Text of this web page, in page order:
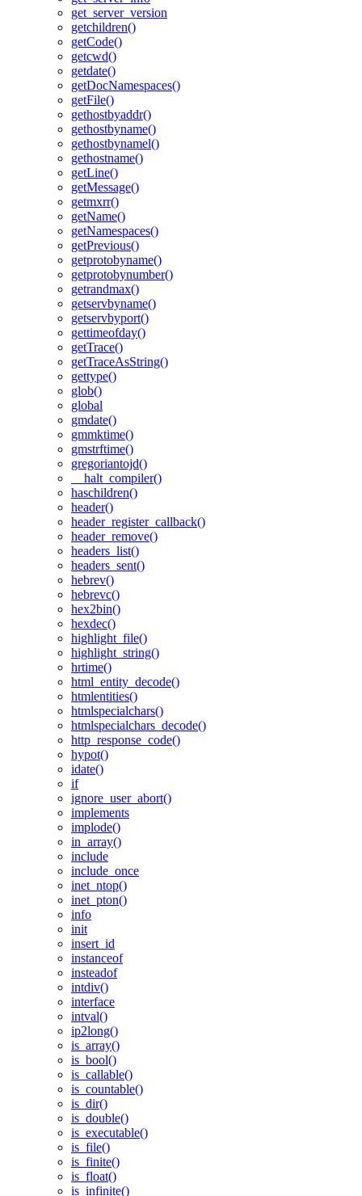
get_server_version
getchildren()
getCode()
getcwd()
getdate()
getDocNamespaces()
getFile()
gethostbyaddr()
gethostbyname()
gethostbynamel()
gethostname()
getLine()
getMessage()
getmxrr()
getName()
getNamespaces()
getPrevious()
getprotobyname()
getprotobynumber()
getrandmax()
getservbyname()
getservbyport()
gettimeofday()
getTrace()
getTraceAsString()
gettype()
glob()
global
gmdate()
gmmktime()
gmstrftime()
gregoriantojd()
__halt_compiler()
haschildren()
header()
header_register_callback()
header_remove()
headers_list()
headers_sent()
hebrev()
hebrevc()
hex2bin()
hexdec()
highlight_file()
highlight_string()
hrtime()
html_entity_decode()
htmlentities()
htmlspecialchars()
htmlspecialchars_decode()
http_response_code()
hypot()
idate()
if
ignore_user_abort()
implements
implode()
in_array()
include
include_once
inet_ntop()
inet_pton()
info
init
insert_id
instanceof
insteadof
intdiv()
interface
intval()
ip2long()
is_array()
is_bool()
is_callable()
is_countable()
is_dir()
is_double()
is_executable()
is_file()
is_finite()
is_float()
is_infinite()